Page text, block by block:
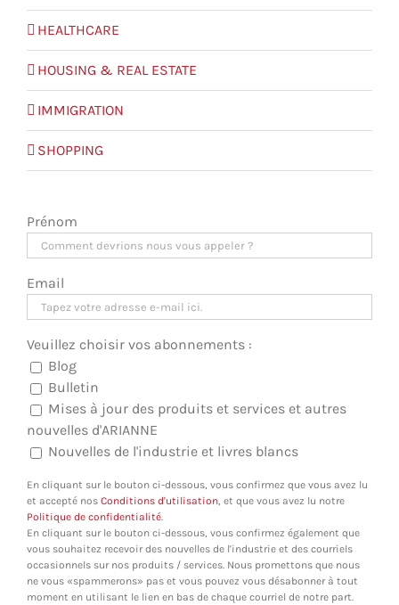
HEALTHCARE
HOUSING & REAL ESTATE
IMMIGRATION
SHOPPING
Prénom
Email
Veuillez choisir vos abonnements :
Blog
Bulletin
Mises à jour des produits et services et autres
nouvelles d'ARIANNE
Nouvelles de l'industrie et livres blancs
En cliquant sur le bouton ci-dessous, vous confirmez que vous avez lu
et accepté nos Conditions d'utilisation, et que vous avez lu notre
Politique de confidentialité.
En cliquant sur le bouton ci-dessous, vous confirmez également que
vous souhaitez recevoir des nouvelles de l'industrie et des courriels
occasionnels sur nos produits / services. Nous promettons que nous
ne vous «spammerons» pas et vous pouvez vous désabonner à tout
moment en utilisant le lien en bas de chaque courriel de notre part.